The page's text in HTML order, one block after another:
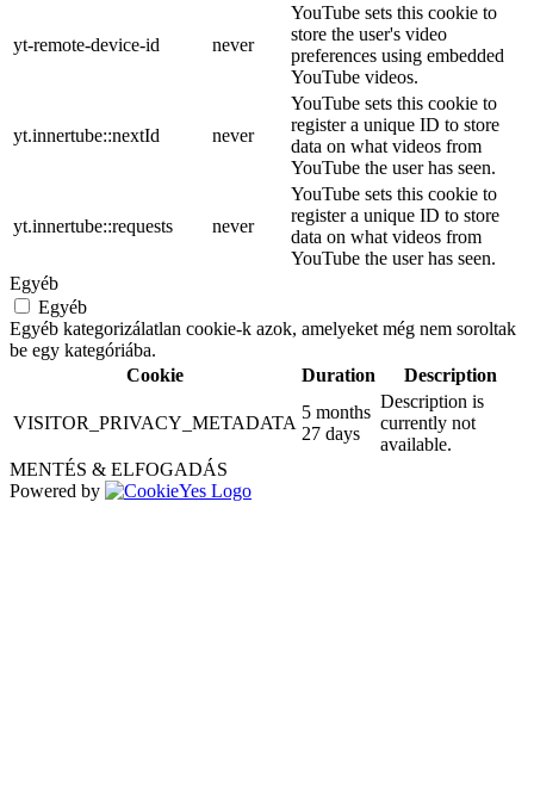
yt-remote-device-id never
YouTube sets this cookie to
store the user's video
preferences using embedded
YouTube videos.
yt.innertube::nextId never
YouTube sets this cookie to
register a unique ID to store
data on what videos from
YouTube the user has seen.
yt.innertube::requests never
YouTube sets this cookie to
register a unique ID to store
data on what videos from
YouTube the user has seen.
Egyéb
Egyéb
Egyéb kategorizálatlan cookie-k azok, amelyeket még nem soroltak
be egy kategóriába.
Cookie
Duration Description
VISITOR_PRIVACY_METADATA
5 months
27 days
Description is
currently not
available.
MENTÉS & ELFOGADÁS
Powered by